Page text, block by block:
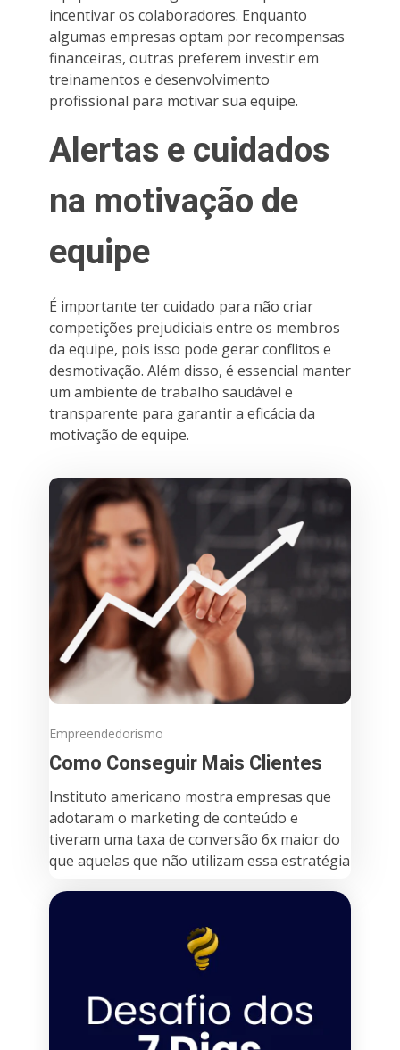
incentivar os colaboradores. Enquanto
algumas empresas optam por recompensas
financeiras, outras preferem investir em
treinamentos e desenvolvimento
profissional para motivar sua equipe.
Alertas e cuidados
na motivação de
equipe
É importante ter cuidado para não criar
competições prejudiciais entre os membros
da equipe, pois isso pode gerar conflitos e
desmotivação. Além disso, é essencial manter
um ambiente de trabalho saudável e
transparente para garantir a eficácia da
motivação de equipe.
Empreendedorismo
Como Conseguir Mais Clientes
Instituto americano mostra empresas que
adotaram o marketing de conteúdo e
tiveram uma taxa de conversão 6x maior do
que aquelas que não utilizam essa estratégia